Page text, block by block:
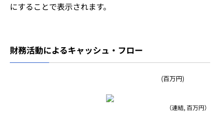
にすることで表示されます。
財務活動によるキャッシュ・フロー
(百万円)
（連結, 百万円）